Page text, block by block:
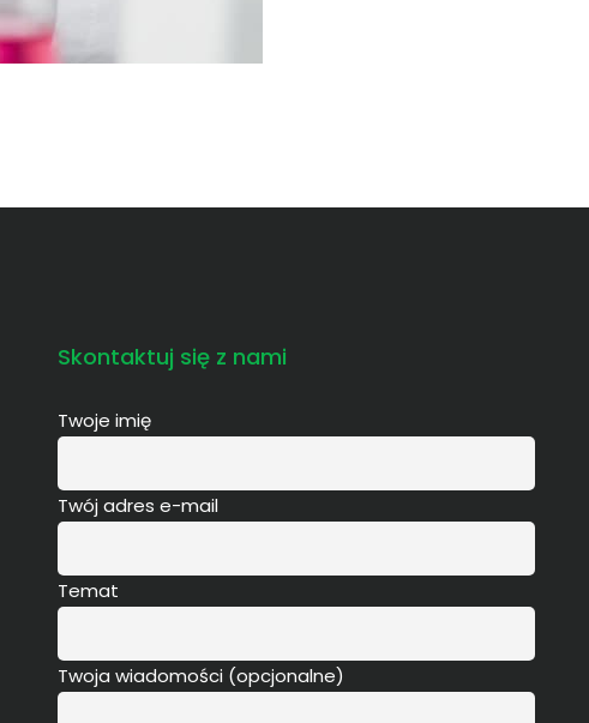
Skontaktuj się z nami
Twoje imię
Twój adres e-mail
Temat
Twoja wiadomości (opcjonalne)